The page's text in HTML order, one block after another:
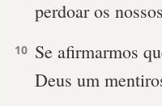
perdoar os
10 Se afirmarmos
Deus um